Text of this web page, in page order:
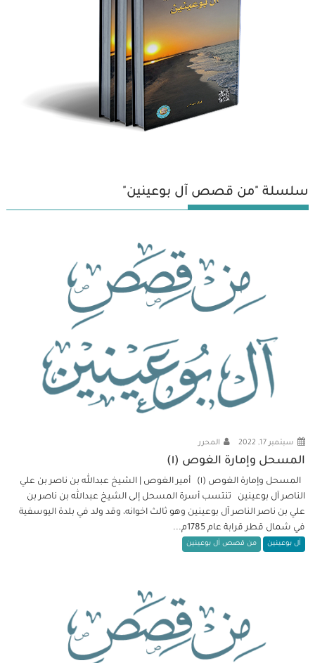
سلسلة "من قصص آل بوعينين"
سبتمبر 17, 2022 المحرر
المسحل وإمارة الغوص (١)
المسحل وإمارة الغوص (١) أمير الغوص | الشيخ عبدالله بن ناصر بن علي
الناصر آل بوعينين تنتسب أسرة المسحل إلى الشيخ عبدالله بن ناصر بن
علي بن ناصر الناصر آل بوعينين وهو ثالث اخوانه، وقد ولد في بلدة اليوسفية
في شمال قطر قرابة عام 1785م...
آل بوعينين من قصص آل بوعينين